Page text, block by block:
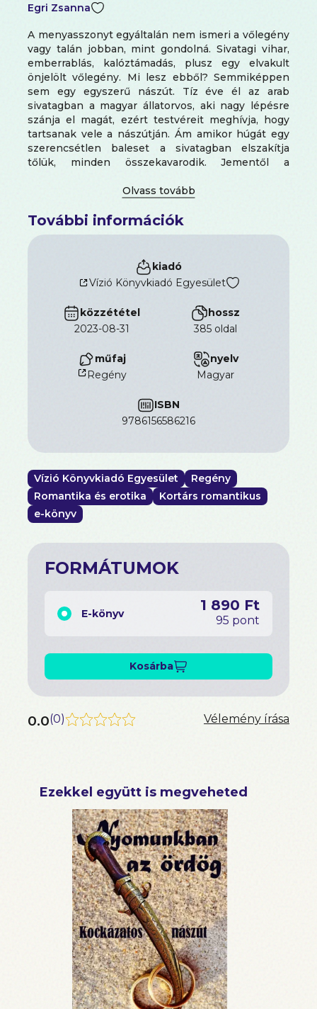
Egri Zsanna
A menyasszonyt egyáltalán nem ismeri a vőlegény
vagy talán jobban, mint gondolná. Sivatagi vihar,
emberrablás, kalóztámadás, plusz egy elvakult
önjelölt vőlegény. Mi lesz ebből? Semmiképpen
sem egy egyszerű nászút. Tíz éve él az arab
sivatagban a magyar állatorvos, aki nagy lépésre
szánja el magát, ezért testvéreit meghívja, hogy
tartsanak vele a nászútján. Ám amikor húgát egy
szerencsétlen baleset a sivatagban elszakítja
tőlük, minden összekavarodik. Jementől a
Meghívó nászútra című könyv 2. kiadása
További információk
kiadó
Vízió Könyvkiadó Egyesület
közzététel
2023-08-31
hossz
385 oldal
műfaj
Regény
nyelv
magyar
ISBN
9786156586216
Vízió Könyvkiadó Egyesület
Regény
Romantika és erotika
Kortárs romantikus
e-könyv
FORMÁTUMOK
E-könyv 1 890 Ft
95 pont
Kosárba
0.0(0) Vélemény írása
Ezekkel együtt is megveheted